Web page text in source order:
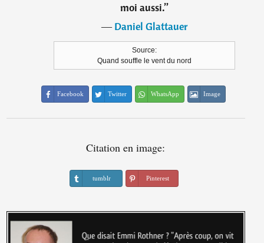
moi aussi.”
―Daniel Glattauer
Source:
Quand souffle le vent du nord
Facebook Twitter WhatsApp Image
Citation en image:
tumblr Pinterest